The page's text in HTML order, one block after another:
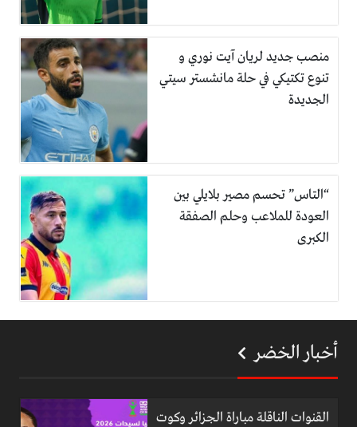
منصب جديد لريان آيت نوري و
تنوع تكتيكي في حلة مانشستر سيتي
الجديدة
“التاس” تحسم مصير بلايلي بين
العودة للملاعب وحلم الصفقة
الكبرى
أخبار الخضر
القنوات الناقلة مباراة الجزائر وكوت